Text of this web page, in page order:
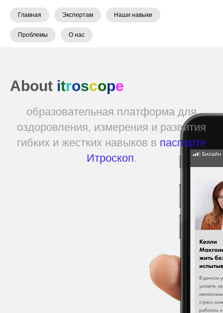
Главная Экспертам Наши навыки
Проблемы О нас
About itroscope
образовательная платформа для
оздоровления, измерения и развития
гибких и жестких навыков в паспорте
Итроскоп.